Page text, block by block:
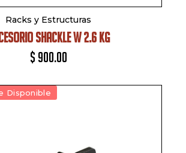
Racks y Estructuras
SHACKLE W 2.6 KG
$ 900.00
Disponible